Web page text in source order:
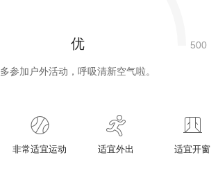
优
多参加户外活动，呼吸清新空气啦。
非常适宜运动 适宜外出 适宜开窗